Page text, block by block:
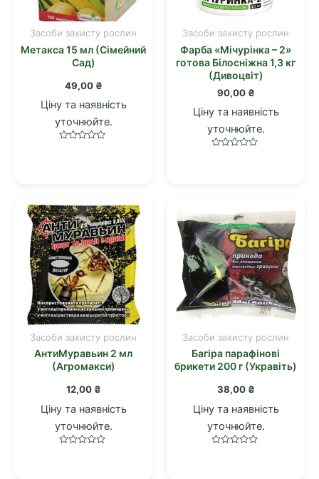
Засоби захисту рослин
Метакса 15 мл (Сімейний
Сад)
49,00 ₴
Ціну та наявність
уточнюйте.
Засоби захисту рослин
Фарба «Мічурінка – 2»
готова Білосніжна 1,3 кг
(Дивоцвіт)
90,00 ₴
Ціну та наявність
уточнюйте.
Засоби захисту рослин
АнтиМуравьин 2 мл
(Агромакси)
12,00 ₴
Ціну та наявність
уточнюйте.
Засоби захисту рослин
Багіра парафінові
брикети 200 г (Укравіть)
38,00 ₴
Ціну та наявність
уточнюйте.